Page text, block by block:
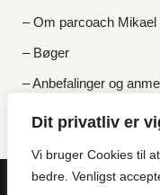
Dit privatliv er
Vi bruger Cookies til
bedre. Venligst
– Om parcoach Mikael
– Bøger
– Anbefalinger og
– Priser og gratis tilbud